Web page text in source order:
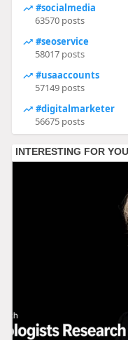
#socialmedia
63570 posts
#seoservice
58017 posts
#usaaccounts
57149 posts
#digitalmarketer
56675 posts